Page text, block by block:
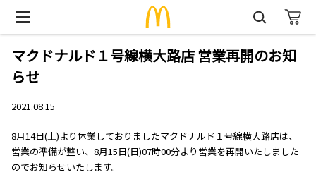
マクドナルド１号線横大路店 営業再開のお知
らせ
2021.08.15
8月14日(土)より休業しておりましたマクドナルド１号線横大路店は、
営業の準備が整い、8月15日(日)07時00分より営業を再開いたしました
のでお知らせいたします。